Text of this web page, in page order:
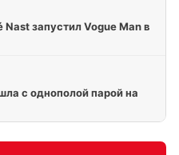
запустил Vogue Man в
с однополой парой на